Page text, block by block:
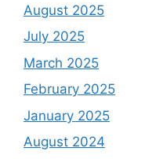
August 2025
July 2025
March 2025
February 2025
January 2025
August 2024